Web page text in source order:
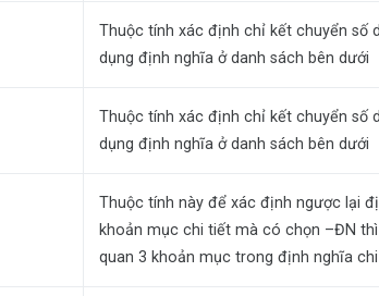
Thuộc tính xác định chỉ kết chuyển
dụng định nghĩa ở danh sách bên dưới
Thuộc tính xác định chỉ kết chuyển số
dụng định nghĩa ở danh sách bên dưới
Thuộc tính này để xác định ngược lại
khoản mục chi tiết mà có chọn –ĐN
quan 3 khoản mục trong định nghĩa